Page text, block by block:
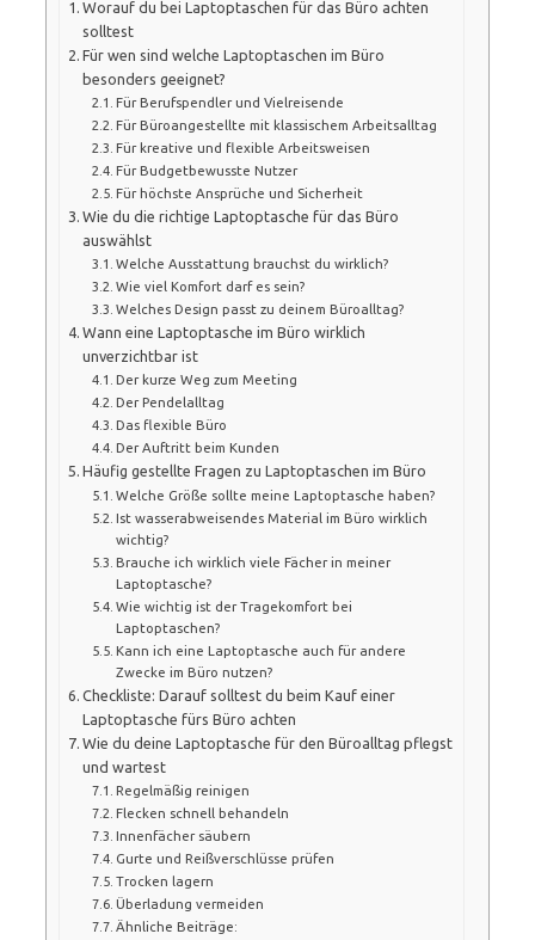
Worauf du bei Laptoptaschen für das Büro achten
solltest
Für wen sind welche Laptoptaschen im Büro
besonders geeignet?
Für Berufspendler und Vielreisende
Für Büroangestellte mit klassischem Arbeitsalltag
Für kreative und flexible Arbeitsweisen
Für Budgetbewusste Nutzer
Für höchste Ansprüche und Sicherheit
Wie du die richtige Laptoptasche für das Büro
auswählst
Welche Ausstattung brauchst du wirklich?
Wie viel Komfort darf es sein?
Welches Design passt zu deinem Büroalltag?
Wann eine Laptoptasche im Büro wirklich
unverzichtbar ist
Der kurze Weg zum Meeting
Der Pendelalltag
Das flexible Büro
Der Auftritt beim Kunden
Häufig gestellte Fragen zu Laptoptaschen im Büro
Welche Größe sollte meine Laptoptasche haben?
Ist wasserabweisendes Material im Büro wirklich
wichtig?
Brauche ich wirklich viele Fächer in meiner
Laptoptasche?
Wie wichtig ist der Tragekomfort bei
Laptoptaschen?
Kann ich eine Laptoptasche auch für andere
Zwecke im Büro nutzen?
Checkliste: Darauf solltest du beim Kauf einer
Laptoptasche fürs Büro achten
Wie du deine Laptoptasche für den Büroalltag pflegst
und wartest
Regelmäßig reinigen
Flecken schnell behandeln
Innenfächer säubern
Gurte und Reißverschlüsse prüfen
Trocken lagern
Überladung vermeiden
Ähnliche Beiträge: